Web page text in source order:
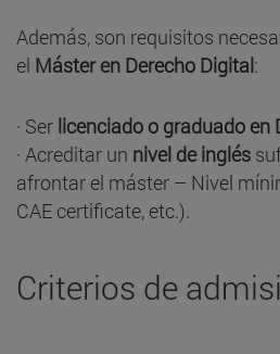
Además, son requisitos
el Máster en Derecho Digital:
· Ser licenciado o graduado en
· Acreditar un nivel de inglés
afrontar el máster – Nivel
CAE certificate, etc.).
Criterios de